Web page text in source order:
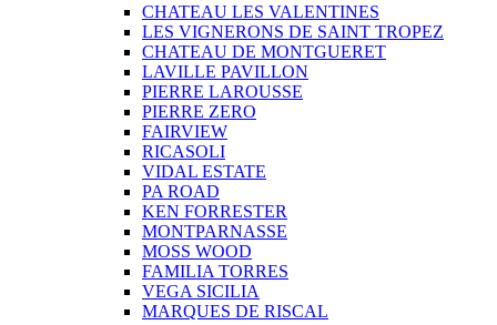
CHATEAU LES VALENTINES
LES VIGNERONS DE SAINT TROPEZ
CHATEAU DE MONTGUERET
LAVILLE PAVILLON
PIERRE LAROUSSE
PIERRE ZERO
FAIRVIEW
RICASOLI
VIDAL ESTATE
PA ROAD
KEN FORRESTER
MONTPARNASSE
MOSS WOOD
FAMILIA TORRES
VEGA SICILIA
MARQUES DE RISCAL